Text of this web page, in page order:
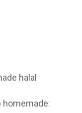
homemade: